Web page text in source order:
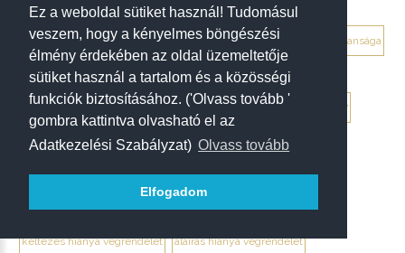
Ez a weboldal sütiket használ! Tudomásul
veszem, hogy a kényelmes böngészési
élmény érdekében az oldal üzemeltetője
sütiket használ a tartalom és a közösségi
funkciók biztosításához. ('Olvass tovább '
gombra kattintva olvasható el az
Adatkezelési Szabályzat) Olvass tovább
Elfogadom
debrecen ügyvéd fizetési meghagyás
végrendelet megtámadása mikor érdemes végrendelet hatálytalansága
érvénytelenség megállapítása per hagyatéki per végrendelet
megtámadási nyilatkozat megtámadás elévülése 5 év ptk. 7:37
beszámíthatóság végrendelet
tévedés megtévesztés fenyegetés végrendelet
tisztességtelen befolyás gépírásos végrendelet tanúk
keltezés hiánya végrendelet aláírás hiánya végrendelet